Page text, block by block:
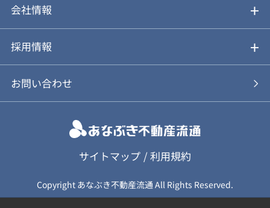
動画やパンフレットで見る
お気に入り
不動産Q&A
アルファジャーナル
会社情報
会社概要
スタッフ紹介
個人情報保護方針
カスタマーハラスメント基本方針
保険募集（勧誘）方針
採用情報
新卒採用について
キャリア採用について
応募に関する個人情報取扱について
お問い合わせ
サイトマップ /利用規約
Copyright あなぶき不動産流通 All Rights Reserved.